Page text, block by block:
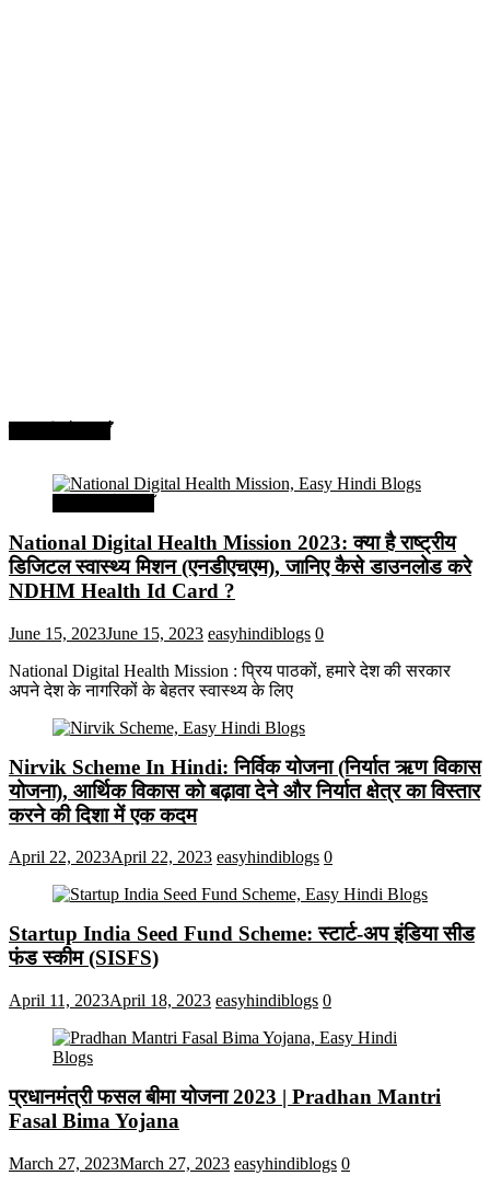
National Digital Health Mission 2023: क्या है राष्ट्रीय
डिजिटल स्वास्थ्य मिशन (एनडीएचएम), जानिए कैसे डाउनलोड करे
NDHM Health Id Card ?
June 15, 2023June 15, 2023 easyhindiblogs 0
National Digital Health Mission : प्रिय पाठकों, हमारे देश की सरकार
अपने देश के नागरिकों के बेहतर स्वास्थ्य के लिए
Nirvik Scheme In Hindi: निर्विक योजना (निर्यात ऋण विकास
योजना), आर्थिक विकास को बढ़ावा देने और निर्यात क्षेत्र का विस्तार
करने की दिशा में एक कदम
April 22, 2023April 22, 2023 easyhindiblogs 0
Startup India Seed Fund Scheme: स्टार्ट-अप इंडिया सीड
फंड स्कीम (SISFS)
April 11, 2023April 18, 2023 easyhindiblogs 0
प्रधानमंत्री फसल बीमा योजना 2023 | Pradhan Mantri
Fasal Bima Yojana
March 27, 2023March 27, 2023 easyhindiblogs 0